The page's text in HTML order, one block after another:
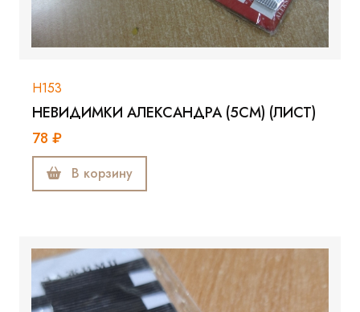
Н153
НЕВИДИМКИ АЛЕКСАНДРА (5СМ) (ЛИСТ)
78 ₽
В корзину